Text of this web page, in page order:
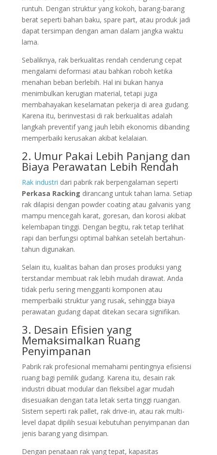
runtuh. Dengan struktur yang kokoh, barang-barang
berat seperti bahan baku, spare part, atau produk jadi
dapat tersimpan dengan aman dalam jangka waktu
lama.
Sebaliknya, rak berkualitas rendah cenderung cepat
mengalami deformasi atau bahkan roboh ketika
menahan beban berlebih. Hal ini bukan hanya
menimbulkan kerugian material, tetapi juga
membahayakan keselamatan pekerja di area gudang.
Karena itu, berinvestasi di rak berkualitas adalah
langkah preventif yang jauh lebih ekonomis dibanding
memperbaiki kerusakan akibat kelalaian.
2. Umur Pakai Lebih Panjang dan
Biaya Perawatan Lebih Rendah
Rak industri dari pabrik rak berpengalaman seperti
Perkasa Racking dirancang untuk tahan lama. Setiap
rak dilapisi dengan powder coating atau galvanis yang
mampu mencegah karat, goresan, dan korosi akibat
kelembapan tinggi. Dengan begitu, rak tetap terlihat
rapi dan berfungsi optimal bahkan setelah bertahun-
tahun digunakan.
Selain itu, kualitas bahan dan proses produksi yang
terstandar membuat rak lebih mudah dirawat. Anda
tidak perlu sering mengganti komponen atau
memperbaiki struktur yang rusak, sehingga biaya
perawatan gudang dapat ditekan secara signifikan.
3. Desain Efisien yang
Memaksimalkan Ruang
Penyimpanan
Pabrik rak profesional memahami pentingnya efisiensi
ruang bagi pemilik gudang. Karena itu, desain rak
industri dibuat modular dan fleksibel agar mudah
disesuaikan dengan tata letak serta tinggi ruangan.
Sistem seperti rak pallet, rak drive-in, atau rak multi-
level dapat dipilih sesuai kebutuhan penyimpanan dan
jenis barang yang disimpan.
Dengan penataan rak yang tepat, kapasitas